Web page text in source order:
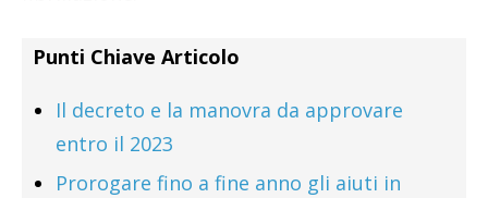
Punti Chiave Articolo
Il decreto e la manovra da approvare
entro il 2023
Prorogare fino a fine anno gli aiuti in